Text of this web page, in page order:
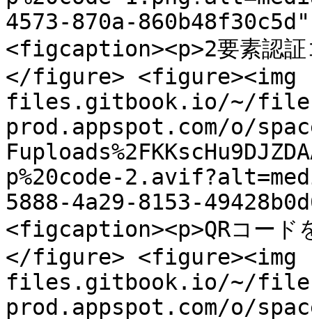
4573-870a-
<figcaption><p>2要素認
</figure> <figure><img
files.gitbook.io/~/
prod.appspot.com/o/
p%20code-
5888-4a29-8153-
<figcaption><p>QRコー
</figure> <figure><img
files.gitbook.io/~/
prod.appspot.com/o/